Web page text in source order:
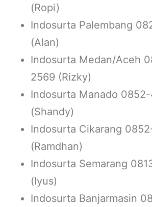
(Ropi)
Indosurta Palembang
(Alan)
Indosurta Medan/Aceh
2569 (Rizky)
Indosurta Manado
(Shandy)
Indosurta Cikarang
(Ramdhan)
Indosurta Semarang
(Iyus)
Indosurta Banjarmasin